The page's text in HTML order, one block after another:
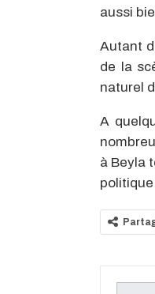
aussi
Autant
de la
naturel
A
à Beyla